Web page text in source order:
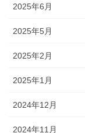
2025年6月
2025年5月
2025年2月
2025年1月
2024年12月
2024年11月